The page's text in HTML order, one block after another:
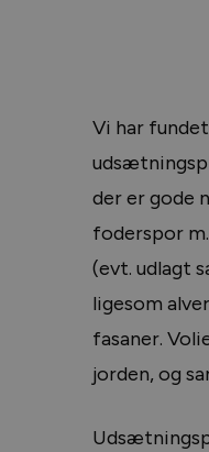
Vi har
der er gode
foderspor
(evt. udlagt
ligesom
fasaner.
jorden, og